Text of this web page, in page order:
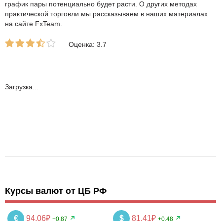
график пары потенциально будет расти. О других методах
практической торговли мы рассказываем в наших материалах
на сайте FxTeam.
Оценка: 3.7
Загрузка...
Курсы валют от ЦБ РФ
€ 94.06₽ +0.87 $ 81.41₽ +0.48